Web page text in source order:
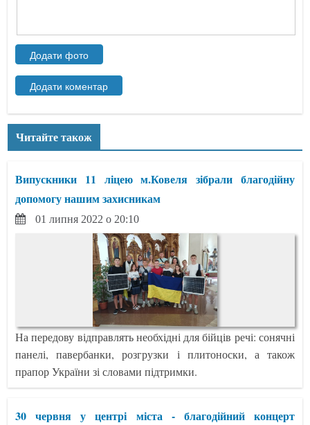
Читайте також
Випускники 11 ліцею м.Ковеля зібрали благодійну
допомогу нашим захисникам
01 липня 2022 о 20:10
На передову відправлять необхідні для бійців речі: сонячні
панелі, павербанки, розгрузки і плитоноски, а також
прапор України зі словами підтримки.
30 червня у центрі міста - благодійний концерт